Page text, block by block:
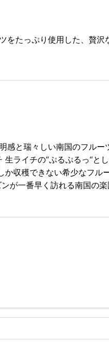
をたっぷり使用した、贅沢
感と瑞々しい南国のフルー
ライチの“ぷるぷるっ“と
収穫できない希少なフル
が一番早く訪れる南国の